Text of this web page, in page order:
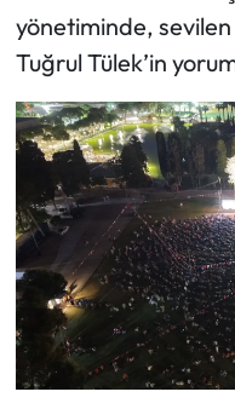
yönetiminde, sevilen
Tuğrul Tülek’in